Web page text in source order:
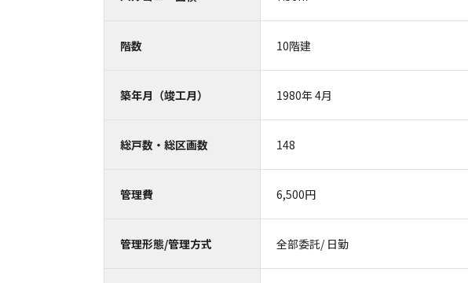
階数 10階建
築年月（竣工月） 1980年 4月
総戸数・総区画数 148
管理費 6,500円
管理形態/管理方式 全部委託/ 日勤